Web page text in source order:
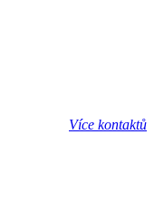
Více kontaktů